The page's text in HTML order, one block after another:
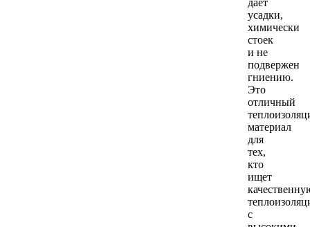
усадки,
химически
стоек
и не
подвержен
гниению.
Это
отличный
материал
для
тех,
кто
ищет
с